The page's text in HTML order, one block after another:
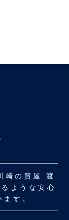
崎の質屋 渡
ような安心
す。